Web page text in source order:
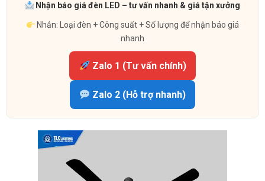
Nhận báo giá đèn LED – tư vấn nhanh & giá tận xưởng
Nhắn: Loại đèn + Công suất + Số lượng để nhận báo giá
nhanh
Zalo 1 (Tư vấn chính)
Zalo 2 (Hỗ trợ nhanh)